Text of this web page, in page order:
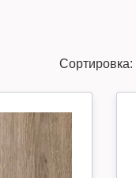
Сортировка: